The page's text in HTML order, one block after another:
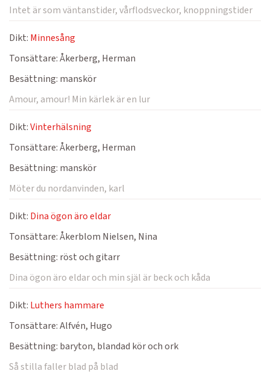
Intet är som väntanstider, vårflodsveckor, knoppningstider
Dikt: Minnesång
Tonsättare:Åkerberg, Herman
Besättning: manskör
Amour, amour! Min kärlek är en lur
Dikt:Vinterhälsning
Tonsättare:Åkerberg, Herman
Besättning: manskör
Möter du nordanvinden, karl
Dikt: Dina ögon äro eldar
Tonsättare:Åkerblom Nielsen, Nina
Besättning: röst och gitarr
Dina ögon äro eldar och min själ är beck och kåda
Dikt: Luthers hammare
Tonsättare:Alfvén, Hugo
Besättning: baryton, blandad kör och ork
Så stilla faller blad på blad